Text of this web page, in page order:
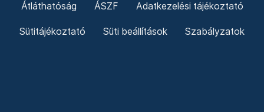
Átláthatóság ÁSZF Adatkezelési tájékoztató
Sütitájékoztató Süti beállítások Szabályzatok